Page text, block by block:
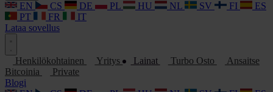
EN CS DE PL HU NL SV FI
ES
PT
FR
IT
Lataa sovellus
Henkilökohtainen Yritys Lainat Turbo Osto
Ansaitse
Bitcoinia
Private
Blogi